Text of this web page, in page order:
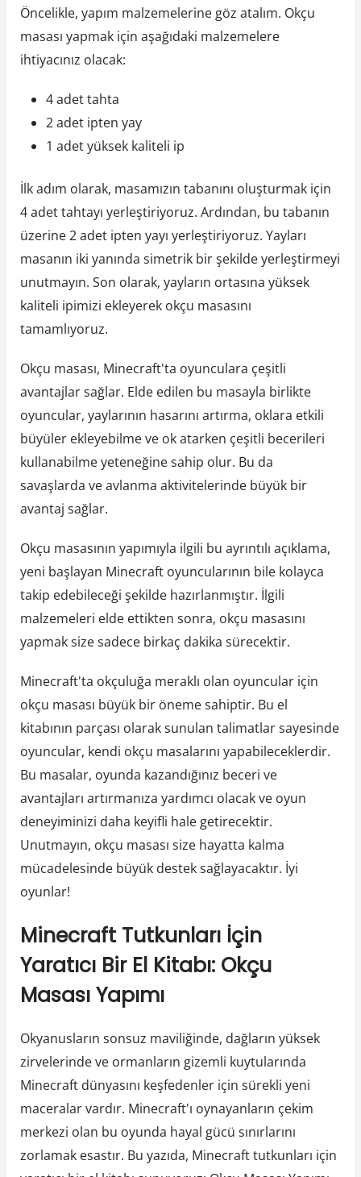
Öncelikle, yapım malzemelerine göz atalım. Okçu
masası yapmak için aşağıdaki malzemelere
ihtiyacınız olacak:
4 adet tahta
2 adet ipten yay
1 adet yüksek kaliteli ip
İlk adım olarak, masamızın tabanını oluşturmak için
4 adet tahtayı yerleştiriyoruz. Ardından, bu tabanın
üzerine 2 adet ipten yayı yerleştiriyoruz. Yayları
masanın iki yanında simetrik bir şekilde yerleştirmeyi
unutmayın. Son olarak, yayların ortasına yüksek
kaliteli ipimizi ekleyerek okçu masasını
tamamlıyoruz.
Okçu masası, Minecraft'ta oyunculara çeşitli
avantajlar sağlar. Elde edilen bu masayla birlikte
oyuncular, yaylarının hasarını artırma, oklara etkili
büyüler ekleyebilme ve ok atarken çeşitli becerileri
kullanabilme yeteneğine sahip olur. Bu da
savaşlarda ve avlanma aktivitelerinde büyük bir
avantaj sağlar.
Okçu masasının yapımıyla ilgili bu ayrıntılı açıklama,
yeni başlayan Minecraft oyuncularının bile kolayca
takip edebileceği şekilde hazırlanmıştır. İlgili
malzemeleri elde ettikten sonra, okçu masasını
yapmak size sadece birkaç dakika sürecektir.
Minecraft'ta okçuluğa meraklı olan oyuncular için
okçu masası büyük bir öneme sahiptir. Bu el
kitabının parçası olarak sunulan talimatlar sayesinde
oyuncular, kendi okçu masalarını yapabileceklerdir.
Bu masalar, oyunda kazandığınız beceri ve
avantajları artırmanıza yardımcı olacak ve oyun
deneyiminizi daha keyifli hale getirecektir.
Unutmayın, okçu masası size hayatta kalma
mücadelesinde büyük destek sağlayacaktır. İyi
oyunlar!
Minecraft Tutkunları İçin
Yaratıcı Bir El Kitabı: Okçu
Masası Yapımı
Okyanusların sonsuz maviliğinde, dağların yüksek
zirvelerinde ve ormanların gizemli kuytularında
Minecraft dünyasını keşfedenler için sürekli yeni
maceralar vardır. Minecraft'ı oynayanların çekim
merkezi olan bu oyunda hayal gücü sınırlarını
zorlamak esastır. Bu yazıda, Minecraft tutkunları için